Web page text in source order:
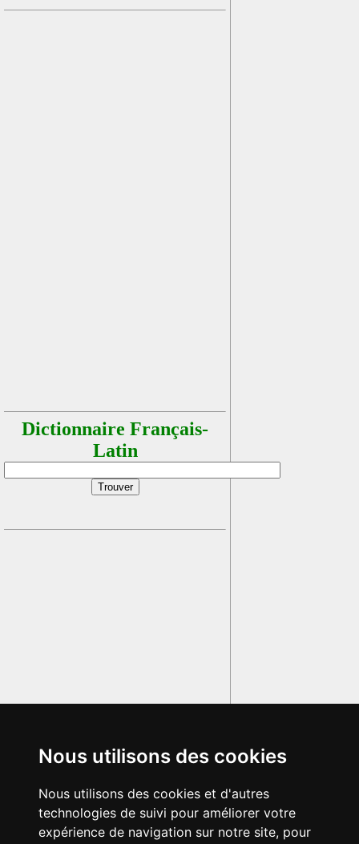
Nous utilisons des cookies
Nous utilisons des cookies et d'autres
technologies de suivi pour améliorer votre
expérience de navigation sur notre site, pour
Dictionnaire Français-
Latin